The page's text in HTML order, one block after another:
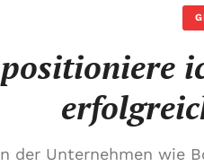
der Unternehmen wie